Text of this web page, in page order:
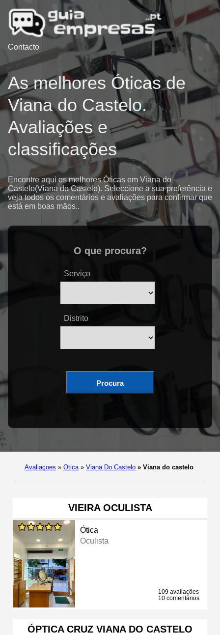
Contacto
As melhores Óticas de
Viana do Castelo.
Avaliações e
classificações
Encontre aqui os melhores Óticas em Viana do
Castelo(Viana do Castelo). Seleccione a sua preferência e
veja todos os comentários e avaliações para confirmar que
está em boas mãos..
O que procura?
Serviço
Distrito
Procura
Avaliaçoes » Otica » Viana Do Castelo » Viana do castelo
VIEIRA OCULISTA
Ótica
Oculista
109 avaliações
10 comentários
ÓPTICA CRUZ VIANA DO CASTELO